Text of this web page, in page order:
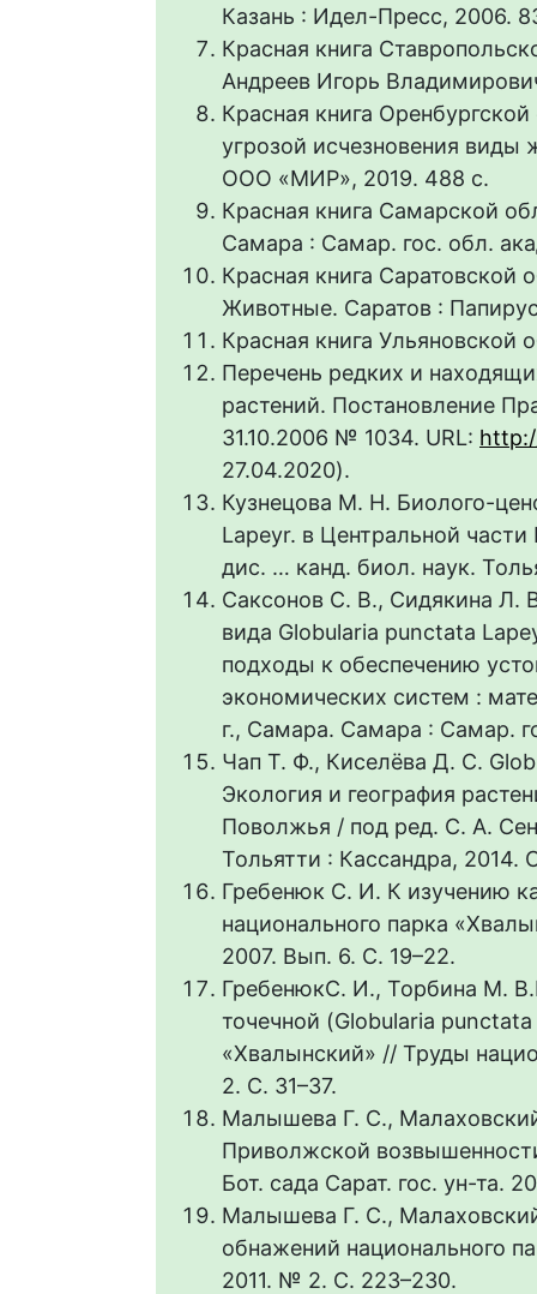
Казань : Идел-Пресс, 2006.
Красная книга
Андреев Игорь
Красная книга
угрозой исчезновения
ООО «МИР», 2019. 488 с.
Красная книга Самарской
Самара : Самар. гос. обл.
Красная книга Саратовской
Животные. Саратов :
Красная книга Ульяновской
Перечень редких и
растений. Постановление
31.10.2006 № 1034. URL:
27.04.2020).
Кузнецова М. Н. Биолого-
Lapeyr. в Центральной
дис. … канд. биол. наук.
Саксонов С. В., Сидякина Л.
вида Globularia punctata
подходы к обеспечению
экономических систем :
г., Самара. Самара : Самар.
Чап Т. Ф., Киселёва Д. С.
Экология и география
Поволжья / под ред. С. А.
Тольятти : Кассандра, 2014.
Гребенюк С. И. К изучению
национального парка
2007. Вып. 6. С. 19–22.
ГребенюкС. И., Торбина М.
точечной (Globularia
«Хвалынский» // Труды
2. С. 31–37.
Малышева Г. С.,
Приволжской
Бот. сада Сарат. гос. ун-та.
Малышева Г. С.,
обнажений национального
2011. № 2. С. 223–230.